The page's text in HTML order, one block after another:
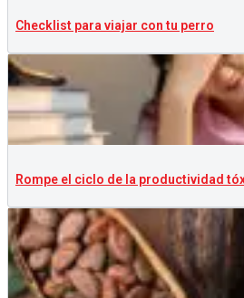
Checklist para viajar con tu perro
Rompe el ciclo de la productividad